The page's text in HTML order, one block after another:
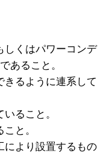
しくはパワーコンデ
あること。
きるように連系して
ること。
と。
により設置するもの